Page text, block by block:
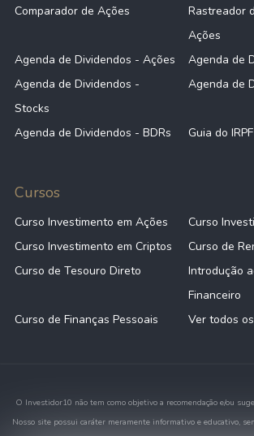
Comparador de Ações
Rastreador
Ações
Agenda de Dividendos - Ações
Agenda de
Agenda de Dividendos -
Stocks
Agenda de
Agenda de Dividendos - BDRs Guia do IRPF
Cursos
Curso Investimento em Ações
Curso
Curso Investimento em Criptos
Curso de
Curso de Tesouro Direto
Introdução
Financeiro
Curso de Finanças Pessoais
Ver todos
O Investidor10 não tem como objetivo a recomendação e/ou
Nosso site possui caráter meramente informativo e educativo,